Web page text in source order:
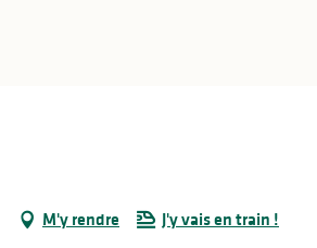
M'y rendre J'y vais en train !